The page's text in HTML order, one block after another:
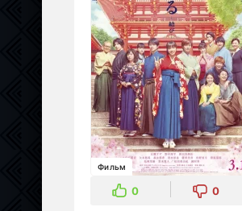
Фильм
0 0